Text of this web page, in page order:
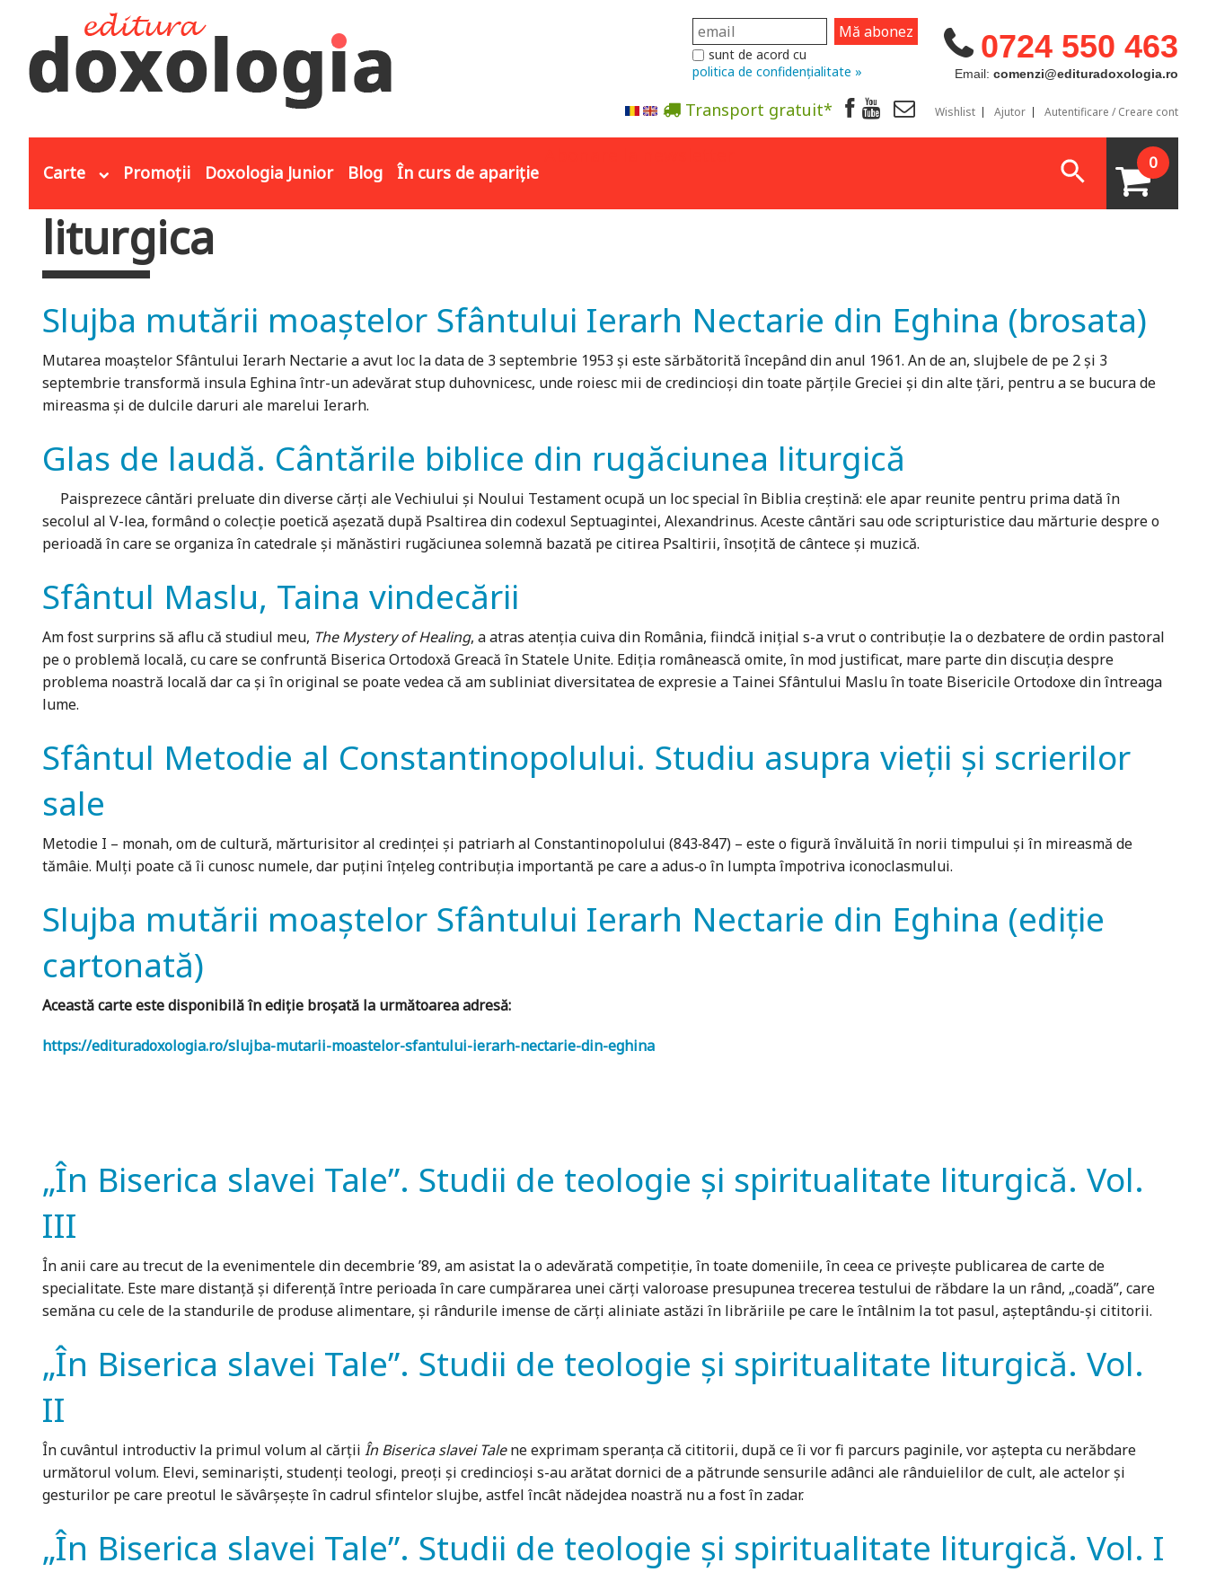
0724 550 463
Email: comenzi@edituradoxologia.ro
sunt de acord cu
politica de confidențialitate »
Transport gratuit* Wishlist Ajutor Autentificare / Creare cont
Carte Promoții Doxologia Junior Blog În curs de apariție 0
Eşti aici
liturgica
Slujba mutării moaștelor Sfântului Ierarh Nectarie din Eghina (brosata)
Mutarea moaştelor Sfântului Ierarh Nectarie a avut loc la data de 3 septembrie 1953 şi este sărbătorită începând din anul 1961. An de an, slujbele de pe 2 şi 3
septembrie transformă insula Eghina într-un adevărat stup duhovnicesc, unde roiesc mii de credincioşi din toate părţile Greciei şi din alte ţări, pentru a se bucura de
mireasma şi de dulcile daruri ale marelui Ierarh.
Glas de laudă. Cântările biblice din rugăciunea liturgică
Paisprezece cântări preluate din diverse cărți ale Vechiului și Noului Testament ocupă un loc special în Biblia creștină: ele apar reunite pentru prima dată în
secolul al V-lea, formând o colecție poetică aşezată după Psaltirea din codexul Septuagintei, Alexandrinus. Aceste cântări sau ode scripturistice dau mărturie despre o
perioadă în care se organiza în catedrale şi mănăstiri rugăciunea solemnă bazată pe citirea Psaltirii, însoţită de cântece și muzică.
Sfântul Maslu, Taina vindecării
Am fost surprins să aflu că studiul meu, The Mystery of Healing, a atras atenţia cuiva din România, fiindcă iniţial s-a vrut o contribuţie la o dezbatere de ordin pastoral
pe o problemă locală, cu care se confruntă Biserica Ortodoxă Greacă în Statele Unite. Ediţia românească omite, în mod justificat, mare parte din discuţia despre
problema noastră locală dar ca şi în original se poate vedea că am subliniat diversitatea de expresie a Tainei Sfântului Maslu în toate Bisericile Ortodoxe din întreaga
lume.
Sfântul Metodie al Constantinopolului. Studiu asupra vieţii şi scrierilor
sale
Metodie I – monah, om de cultură, mărturisitor al credinţei şi patriarh al Constantinopolului (843‐847) – este o figură învăluită în norii timpului şi în mireasmă de
tămâie. Mulţi poate că îi cunosc numele, dar puţini înţeleg contribuţia importantă pe care a adus‐o în lumpta împotriva iconoclasmului.
Slujba mutării moaștelor Sfântului Ierarh Nectarie din Eghina (ediție
cartonată)
Această carte este disponibilă în ediție broșată la următoarea adresă:
https://edituradoxologia.ro/slujba-mutarii-moastelor-sfantului-ierarh-nectarie-din-eghina
„În Biserica slavei Tale”. Studii de teologie și spiritualitate liturgică. Vol.
III
În anii care au trecut de la evenimentele din decembrie ’89, am asistat la o adevărată competiție, în toate domeniile, în ceea ce privește publicarea de carte de
specialitate. Este mare distanță și diferență între perioada în care cumpărarea unei cărți valoroase presupunea trecerea testului de răbdare la un rând, „coadă”, care
semăna cu cele de la standurile de produse alimentare, și rându­rile imense de cărți aliniate astăzi în librăriile pe care le întâlnim la tot pasul, așteptându-și cititorii.
„În Biserica slavei Tale”. Studii de teologie și spiritualitate liturgică. Vol.
II
În cuvântul introductiv la primul volum al cărții În Biserica slavei Talene exprimam speranța că cititorii, după ce îi vor fi parcurs paginile, vor aștepta cu nerăbdare
următorul volum. Elevi, semi­nariști, studenți teologi, preoți și credincioși s-au arătat dornici de a pătrunde sensurile adânci ale rânduielilor de cult, ale actelor și
gesturilor pe care preotul le săvârșește în cadrul sfintelor slujbe, astfel încât nădejdea noastră nu a fost în zadar.
„În Biserica slavei Tale”. Studii de teologie și spiritualitate liturgică. Vol. I